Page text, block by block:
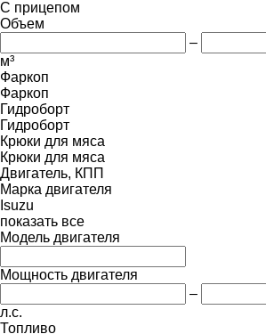
С прицепом
Объем
–
м³
Фаркоп
Фаркоп
Гидроборт
Гидроборт
Крюки для мяса
Крюки для мяса
Двигатель, КПП
Марка двигателя
Isuzu
показать все
Модель двигателя
Мощность двигателя
–
л.с.
Топливо